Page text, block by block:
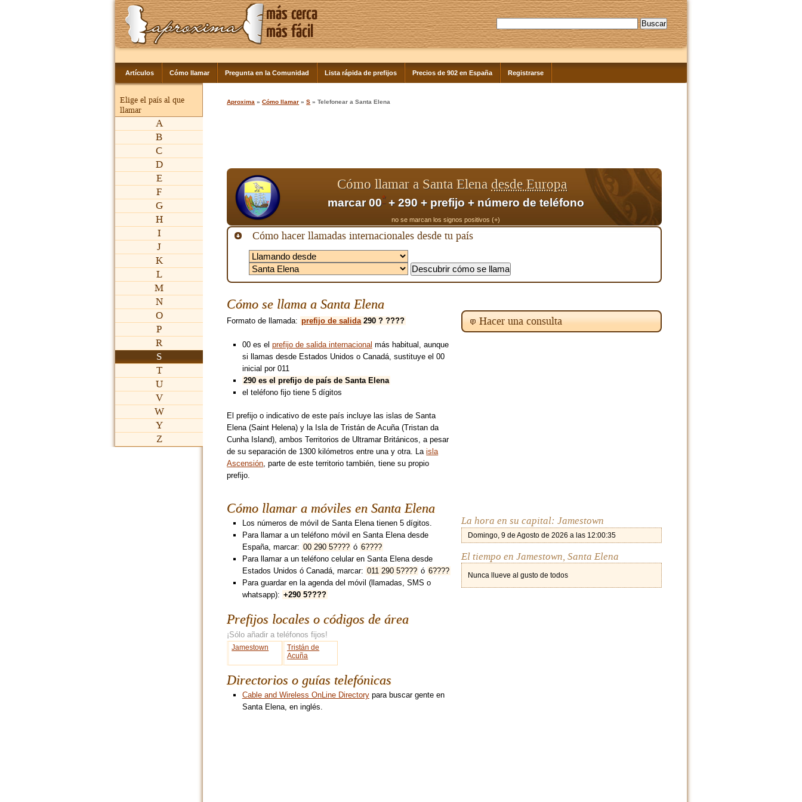
Artículos Cómo llamar Pregunta en la Comunidad Lista rápida de prefijos Precios de 902 en España Registrarse
Elige el país al que
llamar
A
B
C
D
E
F
G
H
I
J
K
L
M
N
O
P
R
S
T
U
V
W
Y
Z
Aproxima »Cómo llamar »S » Telefonear a Santa Elena
Cómo llamar a Santa Elenadesde Europa
marcar 00*+ 290 + prefijo + número de teléfono
no se marcan los signos positivos (+)
Cómo hacer llamadas internacionales desde tu país
Hacer una consulta
La hora en su capital: Jamestown
Domingo, 9 de Agosto de 2026 a las 12:00:35
El tiempo en Jamestown, Santa Elena
Nunca llueve al gusto de todos
Cómo se llama a Santa Elena
Formato de llamada: prefijo de salida 290 ? ????
00 es el prefijo de salida internacional más habitual, aunque
si llamas desde Estados Unidos o Canadá, sustituye el 00
inicial por 011
290 es el prefijo de país de Santa Elena
el teléfono fijo tiene 5 dígitos
El prefijo o indicativo de este país incluye las islas de Santa
Elena (Saint Helena) y la Isla de Tristán de Acuña (Tristan da
Cunha Island), ambos Territorios de Ultramar Británicos, a pesar
de su separación de 1300 kilómetros entre una y otra. Laisla
Ascensión, parte de este territorio también, tiene su propio
prefijo.
Cómo llamar a móviles en Santa Elena
Los números de móvil de Santa Elena tienen 5 dígitos.
Para llamar a un teléfono móvil en Santa Elena desde
España, marcar: 00 290 5???? ó 6????
Para llamar a un teléfono celular en Santa Elena desde
Estados Unidos ó Canadá, marcar: 011 290 5???? ó 6????
Para guardar en la agenda del móvil (llamadas, SMS o
whatsapp): +290 5????
Prefijos locales o códigos de área
¡Sólo añadir a teléfonos fijos!
Jamestown
Tristán de
Acuña
Directorios o guías telefónicas
Cable and Wireless OnLine Directorypara buscar gente en
Santa Elena, en inglés.